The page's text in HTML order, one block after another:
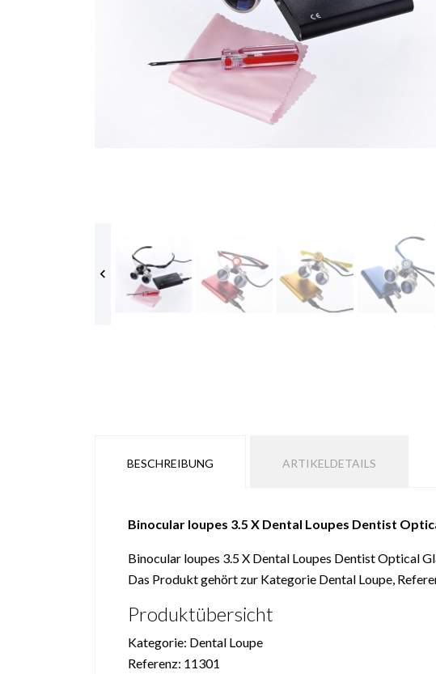

BESCHREIBUNG ARTIKELDETAILS
Binocular loupes 3.5 X Dental Loupes Dentist
Binocular loupes 3.5 X Dental Loupes Dentist Optical
Das Produkt gehört zur Kategorie Dental Loupe,
Produktübersicht
Kategorie: Dental Loupe
Referenz: 11301